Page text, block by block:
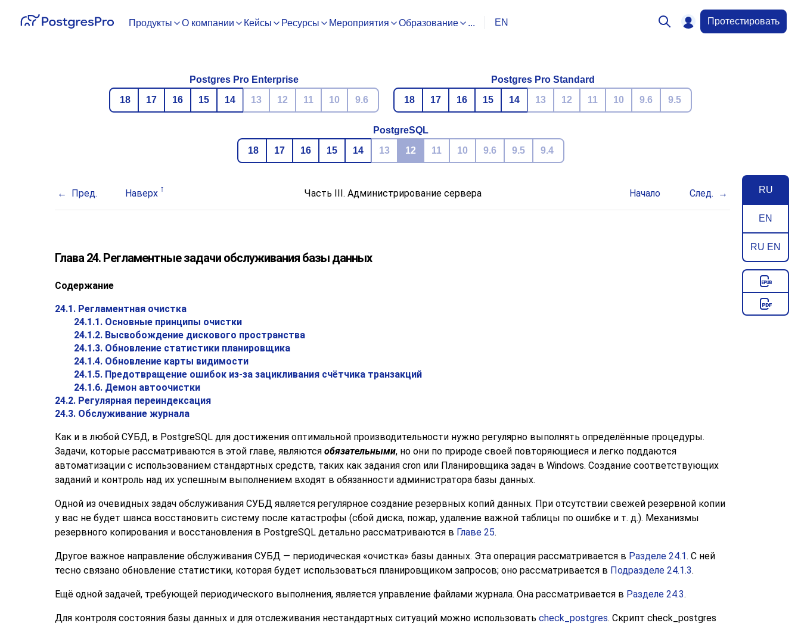
Продукты О компании Кейсы Ресурсы Мероприятия Образование ... EN Протестировать
Postgres Pro Enterprise
18
17 16 15 14 13 12 11 10 9.6
Postgres Pro Standard
18
17 16 15 14 13 12 11 10 9.6 9.5
PostgreSQL
18
17 16 15 14 13 12 11 10 9.6 9.5 9.4
RU
EN
RU EN
Пред. Наверх Часть III. Администрирование сервера Начало След.
Глава 24. Регламентные задачи обслуживания базы данных
Содержание
24.1. Регламентная очистка
24.1.1. Основные принципы очистки
24.1.2. Высвобождение дискового пространства
24.1.3. Обновление статистики планировщика
24.1.4. Обновление карты видимости
24.1.5. Предотвращение ошибок из-за зацикливания счётчика транзакций
24.1.6. Демон автоочистки
24.2. Регулярная переиндексация
24.3. Обслуживание журнала
Как и в любой СУБД, в PostgreSQL для достижения оптимальной производительности нужно регулярно выполнять определённые процедуры.
Задачи, которые рассматриваются в этой главе, являются обязательными, но они по природе своей повторяющиеся и легко поддаются
автоматизации с использованием стандартных средств, таких как задания cron или Планировщика задач в Windows. Создание соответствующих
заданий и контроль над их успешным выполнением входят в обязанности администратора базы данных.
Одной из очевидных задач обслуживания СУБД является регулярное создание резервных копий данных. При отсутствии свежей резервной копии
у вас не будет шанса восстановить систему после катастрофы (сбой диска, пожар, удаление важной таблицы по ошибке и т. д.). Механизмы
резервного копирования и восстановления в PostgreSQL детально рассматриваются в Главе 25.
Другое важное направление обслуживания СУБД — периодическая «очистка» базы данных. Эта операция рассматривается в Разделе 24.1. С ней
тесно связано обновление статистики, которая будет использоваться планировщиком запросов; оно рассматривается в Подразделе 24.1.3.
Ещё одной задачей, требующей периодического выполнения, является управление файлами журнала. Она рассматривается в Разделе 24.3.
Для контроля состояния базы данных и для отслеживания нестандартных ситуаций можно использовать check_postgres. Скрипт check_postgres